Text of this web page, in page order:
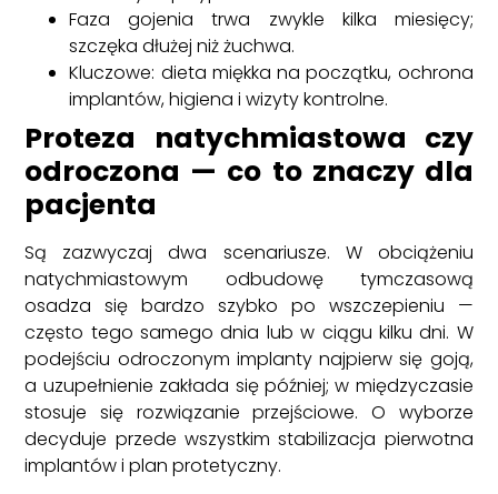
Faza gojenia trwa zwykle kilka miesięcy;
szczęka dłużej niż żuchwa.
Kluczowe: dieta miękka na początku, ochrona
implantów, higiena i wizyty kontrolne.
Proteza natychmiastowa czy
odroczona — co to znaczy dla
pacjenta
Są zazwyczaj dwa scenariusze. W obciążeniu
natychmiastowym odbudowę tymczasową
osadza się bardzo szybko po wszczepieniu —
często tego samego dnia lub w ciągu kilku dni. W
podejściu odroczonym implanty najpierw się goją,
a uzupełnienie zakłada się później; w międzyczasie
stosuje się rozwiązanie przejściowe. O wyborze
decyduje przede wszystkim stabilizacja pierwotna
implantów i plan protetyczny.